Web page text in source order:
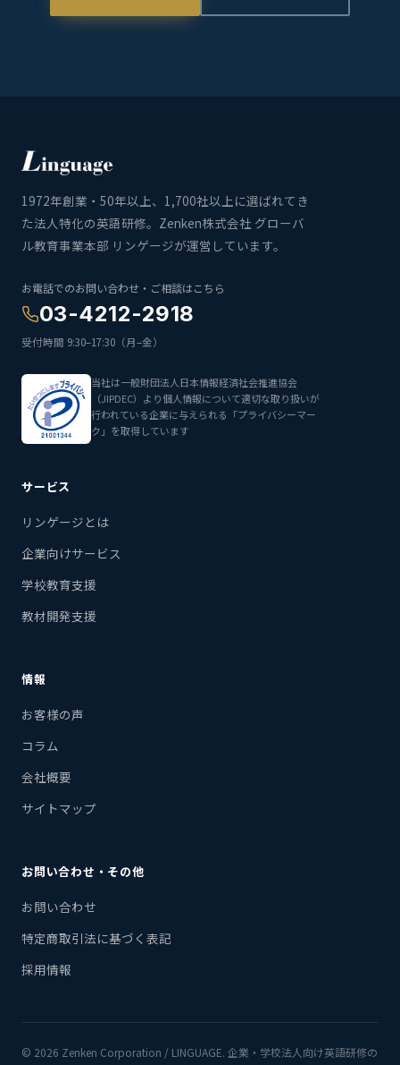
1972年創業・50年以上、1,700社以上に選ばれてき
た法人特化の英語研修。Zenken株式会社 グローバ
ル教育事業本部 リンゲージが運営しています。
お電話でのお問い合わせ・ご相談はこちら
03-4212-2918
受付時間 9:30–17:30（月–金）
当社は一般財団法人日本情報経済社会推進協会
（JIPDEC）より個人情報について適切な取り扱いが
行われている企業に与えられる「プライバシーマー
ク」を取得しています
サービス
リンゲージとは
企業向けサービス
学校教育支援
教材開発支援
情報
お客様の声
コラム
会社概要
サイトマップ
お問い合わせ・その他
お問い合わせ
特定商取引法に基づく表記
採用情報
© 2026 Zenken Corporation / LINGUAGE. 企業・学校法人向け英語研修の